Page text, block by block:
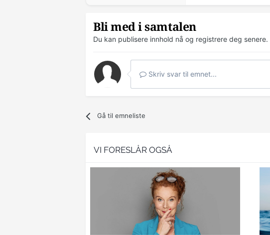
Bli med i samtalen
Du kan publisere innhold nå og registrere deg
Skriv svar til emnet...
Gå til emneliste
VI FORESLÅR OGSÅ